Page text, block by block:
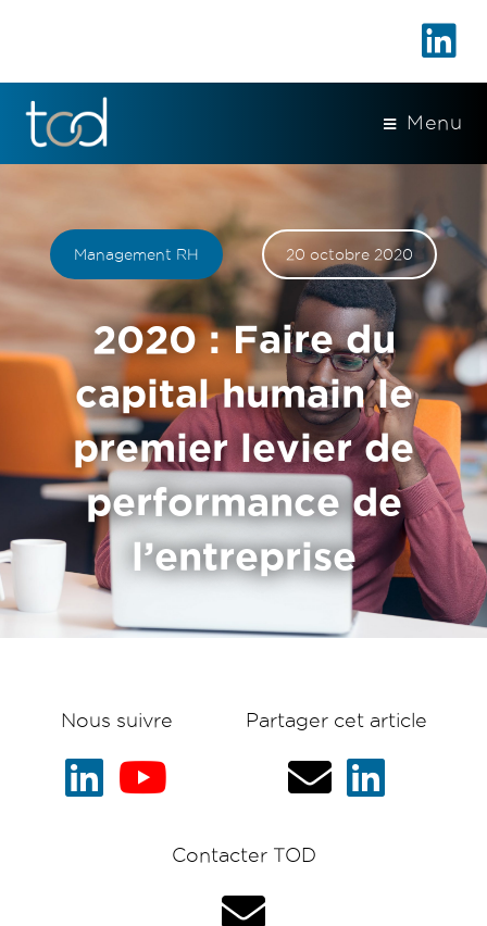
Menu
Management RH 20 octobre 2020
2020 : Faire du
capital humain le
premier levier de
performance de
l’entreprise
Nous suivre Partager cet article
Contacter TOD